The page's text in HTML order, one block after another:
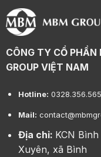
CÔNG TY CỔ PHẦN
GROUP VIỆT NAM
Hotline: 0328.356.565
Mail:
Địa chỉ: KCN Bình
Xuyên, xã Bình